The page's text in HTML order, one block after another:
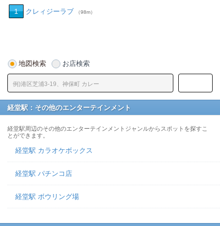
1 クレィジーラブ （98m）
地図検索 お店検索
経堂駅：その他のエンターテインメント
経堂駅周辺のその他のエンターテインメントジャンルからスポットを探すこ
とができます。
経堂駅 カラオケボックス
経堂駅 パチンコ店
経堂駅 ボウリング場